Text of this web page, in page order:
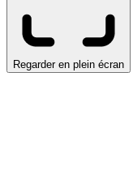
Regarder en plein écran